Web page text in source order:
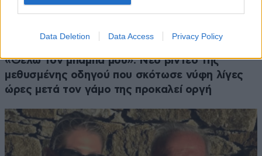
Data Deletion Data Access Privacy Policy
«Θέλω τον μπαμπά μου»: Νέο βίντεο της
μεθυσμένης οδηγού που σκότωσε νύφη λίγες
ώρες μετά τον γάμο της προκαλεί οργή